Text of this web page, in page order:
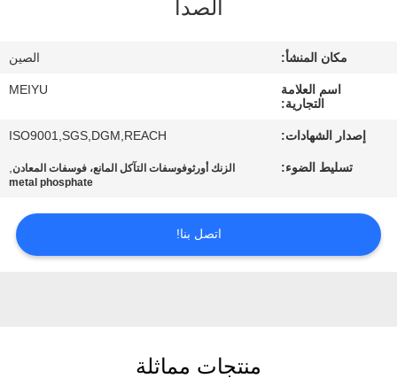
الجودة
اتصل
اطلب
اقتباس
الصدأ
مكان المنشأ: الصين
اسم العلامة
التجارية:
MEIYU
إصدار الشهادات: ISO9001,SGS,DGM,REACH
تسليط الضوء: الزنك أورثوفوسفات التآكل المانع، فوسفات المعادن,
metal phosphate
اتصل بنا!
منتجات مماثلة